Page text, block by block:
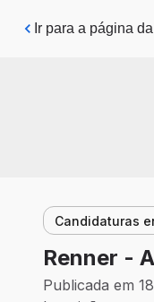
Pular para o
Ir para a página
Candidaturas
Renner -
Publicada em